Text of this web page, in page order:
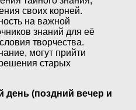
своих корней.
на важной
знаний для её
творчества.
могут прийти
старых
день (поздний вечер и